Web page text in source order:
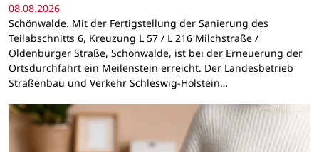
08.08.2026
Schönwalde. Mit der Fertigstellung der Sanierung des
Teilabschnitts 6, Kreuzung L 57 / L 216 Milchstraße /
Oldenburger Straße, Schönwalde, ist bei der Erneuerung der
Ortsdurchfahrt ein Meilenstein erreicht. Der Landesbetrieb
Straßenbau und Verkehr Schleswig-Holstein…